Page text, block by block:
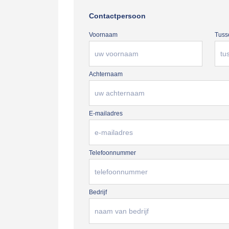
Contactpersoon
Voornaam
Achternaam
E-mailadres
Telefoonnummer
Bedrijf